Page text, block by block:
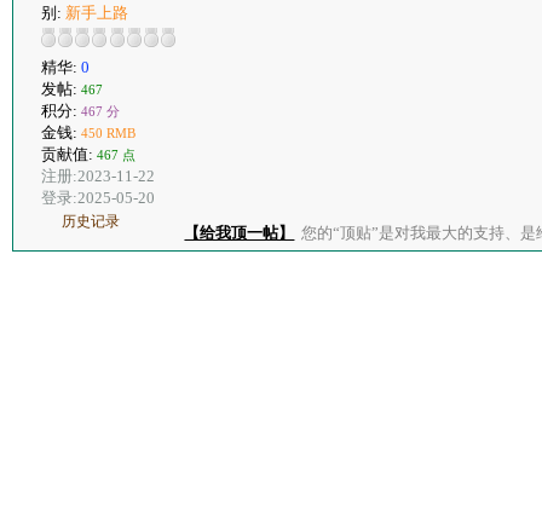
别: 新手上路
精华: 0
发帖: 467
积分: 467 分
金钱: 450 RMB
贡献值: 467 点
注册:2023-11-22
登录:2025-05-20
历史记录
【给我顶一帖】 您的“顶贴”是对我最大的支持、